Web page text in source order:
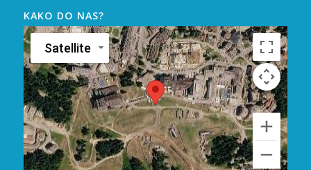
KAKO DO NAS?
Satellite